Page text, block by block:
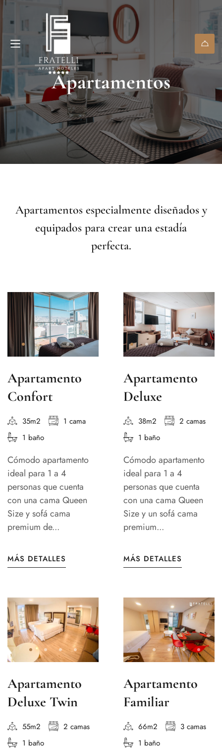
Apartamentos
Apartamentos especialmente diseñados y
equipados para crear una estadía
perfecta.
Apartamento
Confort
35m2
1 cama
1 baño
Cómodo apartamento
ideal para 1 a 4
personas que cuenta
con una cama Queen
Size y sofá cama
premium de...
MÁS DETALLES
Apartamento
Deluxe
38m2
2 camas
1 baño
Cómodo apartamento
ideal para 1 a 4
personas que cuenta
con una cama Queen
Size y un sofá cama
premium...
MÁS DETALLES
Apartamento
Deluxe Twin
55m2
2 camas
1 baño
Apartamento
Familiar
66m2
3 camas
1 baño